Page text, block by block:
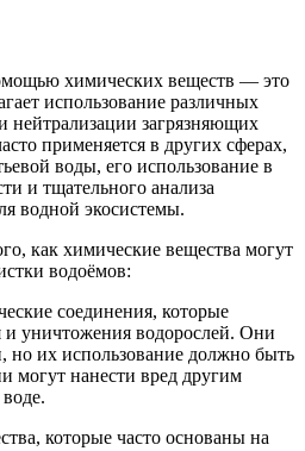
химических веществ — это
использование различных
нейтрализации загрязняющих
применяется в других сферах,
воды, его использование в
и тщательного анализа
водной экосистемы.
как химические вещества могут
водоёмов:
соединения, которые
и уничтожения водорослей. Они
их использование должно быть
могут нанести вред другим
которые часто основаны на